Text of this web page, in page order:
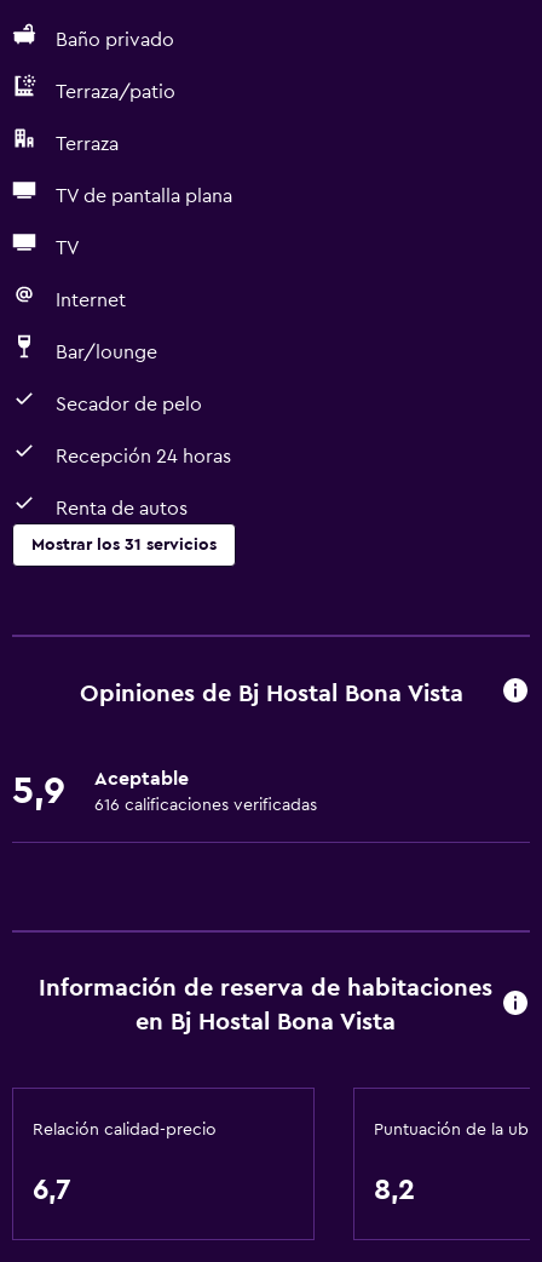
Baño privado
Terraza/patio
Terraza
TV de pantalla plana
TV
Internet
Bar/lounge
Secador de pelo
Recepción 24 horas
Renta de autos
Mostrar los 31 servicios
Wifi (con cargo)
Toallas
Secador de pelo
Baño privado
Renta de autos
Caja fuerte
Opiniones de Bj Hostal Bona Vista
5,9 Aceptable
616 calificaciones verificadas
Información de reserva de habitaciones
en Bj Hostal Bona Vista
Relación calidad-precio
6,7
Puntuación de la
8,2